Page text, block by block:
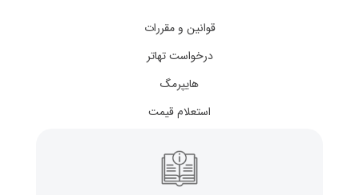
قوانین و مقررات
درخواست تهاتر
هایپرمگ
استعلام قیمت